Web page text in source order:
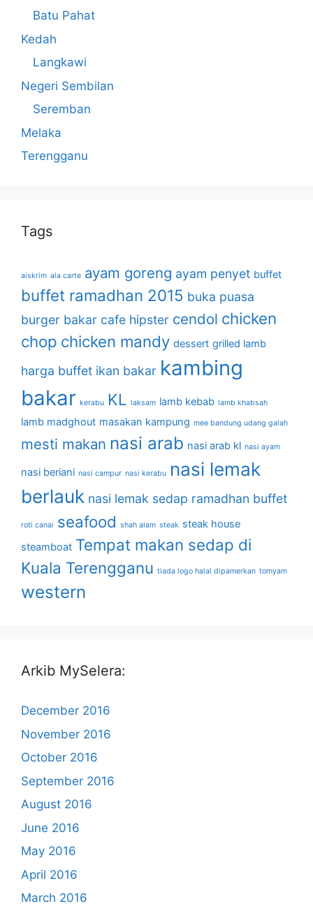
Batu Pahat
Kedah
Langkawi
Negeri Sembilan
Seremban
Melaka
Terengganu
Tags
aiskrim ala carte ayam goreng ayam penyet buffet
buffet ramadhan 2015 buka puasa
burger bakar cafe hipster cendol chicken
chop chicken mandy dessert grilled lamb
harga buffet ikan bakar kambing
bakar kerabu KL laksam lamb kebab lamb khabsah
lamb madghout masakan kampung mee bandung udang galah
mesti makan nasi arab nasi arab kl nasi ayam
nasi beriani nasi campur nasi kerabu nasi lemak
berlauk nasi lemak sedap ramadhan buffet
roti canai seafood shah alam steak steak house
steamboat Tempat makan sedap di
Kuala Terengganu tiada logo halal dipamerkan tomyam
western
Arkib MySelera:
December 2016
November 2016
October 2016
September 2016
August 2016
June 2016
May 2016
April 2016
March 2016